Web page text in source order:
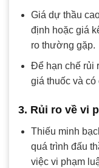
Giá dự thầu
định hoặc giá
ro thường gặp.
Để hạn chế rủi
giá thuốc và
3. Rủi ro về vi
Thiếu minh
quá trình đấu
việc vi phạm